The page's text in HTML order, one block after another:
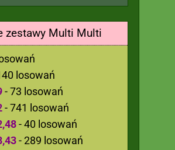
zestawy Multi Multi
losowań
- 73 losowań
- 741 losowań
- 40 losowań
- 289 losowań